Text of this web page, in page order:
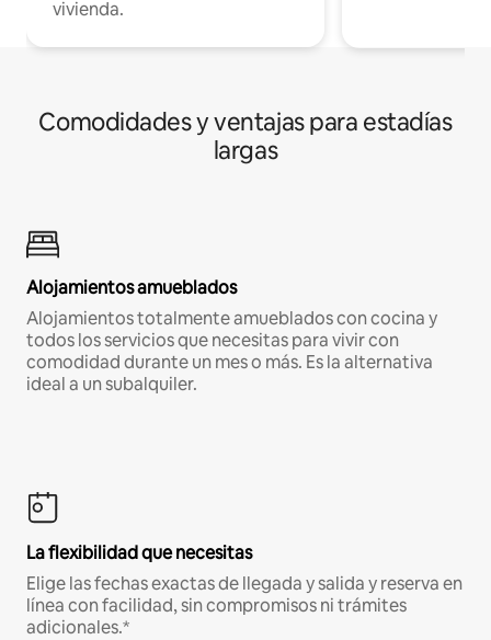
vivienda.
Comodidades y ventajas para estadías
largas
Alojamientos amueblados
Alojamientos totalmente amueblados con cocina y
todos los servicios que necesitas para vivir con
comodidad durante un mes o más. Es la alternativa
ideal a un subalquiler.
La flexibilidad que necesitas
Elige las fechas exactas de llegada y salida y reserva en
línea con facilidad, sin compromisos ni trámites
adicionales.*